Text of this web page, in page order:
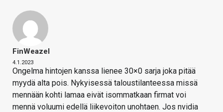
FinWeazel
4.1.2023
Ongelma hintojen kanssa lienee 30×0 sarja joka pitää
myydä alta pois. Nykyisessä taloustilanteessa missä
mennään kohti lamaa eivät isommatkaan firmat voi
mennä voluumi edellä liikevoiton unohtaen. Jos nvidia